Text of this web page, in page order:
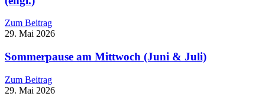
Zum Beitrag
29. Mai 2026
Sommerpause am Mittwoch (Juni & Juli)
Zum Beitrag
29. Mai 2026